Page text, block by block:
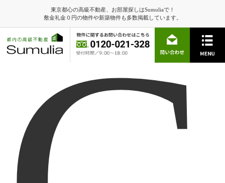
東京都心の高級不動産、お部屋探しはSumuliaで！
敷金礼金０円の物件や新築物件も多数掲載しています。